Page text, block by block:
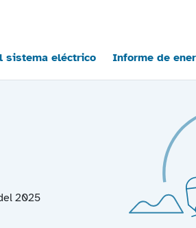
sistema eléctrico Informe de
2025